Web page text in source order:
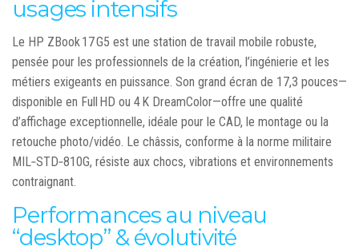
usages intensifs
Le HP ZBook 17 G5 est une station de travail mobile robuste,
pensée pour les professionnels de la création, l’ingénierie et les
métiers exigeants en puissance. Son grand écran de 17,3 pouces—
disponible en Full HD ou 4 K DreamColor—offre une qualité
d’affichage exceptionnelle, idéale pour le CAD, le montage ou la
retouche photo/vidéo. Le châssis, conforme à la norme militaire
MIL‑STD‑810G, résiste aux chocs, vibrations et environnements
contraignant.
Performances au niveau
“desktop” & évolutivité